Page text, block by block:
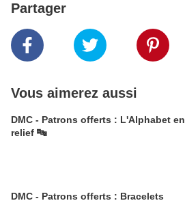
Partager
Vous aimerez aussi
DMC - Patrons offerts : L'Alphabet en
relief 🔤
DMC - Patrons offerts : Bracelets